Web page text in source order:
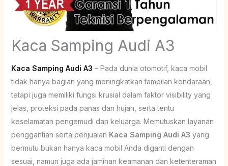
Kaca Samping Audi A3
Kaca Samping Audi A3 – Pada dunia otomotif, kaca mobil
tidak hanya bagian yang meningkatkan tampilan kendaraan,
tetapi juga memiliki fungsi krusial dalam faktor visibility yang
jelas, proteksi pada panas dan hujan, serta tentu
keselamatan pengemudi dan keluarga. Memutuskan layanan
penggantian serta penjualan Kaca Samping Audi A3 yang
bermutu bukan hanya kaca mobil Anda diganti dengan
sesuai, namun juga ada jaminan keamanan dan ketenteraman